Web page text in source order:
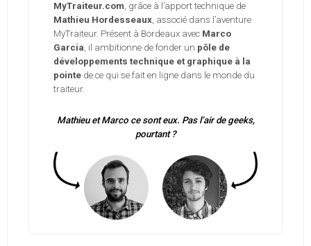
MyTraiteur.com, grâce à l’apport technique de
Mathieu Hordesseaux, associé dans l’aventure
MyTraiteur. Présent à Bordeaux avec Marco
Garcia, il ambitionne de fonder un pôle de
développements technique et graphique à la
pointe de ce qui se fait en ligne dans le monde du
traiteur.
Mathieu et Marco ce sont eux. Pas l’air de geeks,
pourtant ?